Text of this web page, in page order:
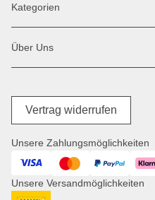
Hilfe & Kontakt
Retoure / Reklamation anmelden
Ersatzteile
Digitale Barrierefreiheit
Kategorien
Taschen
Sonnenbrillen
Reisegepäck
Wickelprodukte
Uhren
Über Uns
Unsere Mission
Jobs
Presse
Kooperationsanfragen
Distribution & B2B
Vertrag widerrufen
Unsere Zahlungsmöglichkeiten
Visa Mastercard PayPal Klarna
Unsere Versandmöglichkeiten